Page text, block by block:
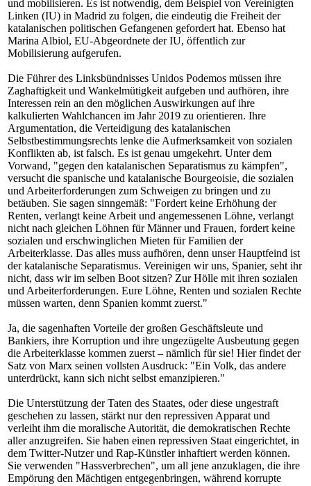
und mobilisieren. Es ist notwendig, dem Beispiel von Vereinigten
Linken (IU) in Madrid zu folgen, die eindeutig die Freiheit der
katalanischen politischen Gefangenen gefordert hat. Ebenso hat
Marina Albiol, EU-Abgeordnete der IU, öffentlich zur
Mobilisierung aufgerufen.
Die Führer des Linksbündnisses Unidos Podemos müssen ihre
Zaghaftigkeit und Wankelmütigkeit aufgeben und aufhören, ihre
Interessen rein an den möglichen Auswirkungen auf ihre
kalkulierten Wahlchancen im Jahr 2019 zu orientieren. Ihre
Argumentation, die Verteidigung des katalanischen
Selbstbestimmungsrechts lenke die Aufmerksamkeit von sozialen
Konflikten ab, ist falsch. Es ist genau umgekehrt. Unter dem
Vorwand, "gegen den katalanischen Separatismus zu kämpfen",
versucht die spanische und katalanische Bourgeoisie, die sozialen
und Arbeiterforderungen zum Schweigen zu bringen und zu
betäuben. Sie sagen sinngemäß: "Fordert keine Erhöhung der
Renten, verlangt keine Arbeit und angemessenen Löhne, verlangt
nicht nach gleichen Löhnen für Männer und Frauen, fordert keine
sozialen und erschwinglichen Mieten für Familien der
Arbeiterklasse. Das alles muss aufhören, denn unser Hauptfeind ist
der katalanische Separatismus. Vereinigen wir uns, Spanier, seht ihr
nicht, dass wir im selben Boot sitzen? Zur Hölle mit ihren sozialen
und Arbeiterforderungen. Eure Löhne, Renten und sozialen Rechte
müssen warten, denn Spanien kommt zuerst."
Ja, die sagenhaften Vorteile der großen Geschäftsleute und
Bankiers, ihre Korruption und ihre ungezügelte Ausbeutung gegen
die Arbeiterklasse kommen zuerst – nämlich für sie! Hier findet der
Satz von Marx seinen vollsten Ausdruck: "Ein Volk, das andere
unterdrückt, kann sich nicht selbst emanzipieren."
Die Unterstützung der Taten des Staates, oder diese ungestraft
geschehen zu lassen, stärkt nur den repressiven Apparat und
verleiht ihm die moralische Autorität, die demokratischen Rechte
aller anzugreifen. Sie haben einen repressiven Staat eingerichtet, in
dem Twitter-Nutzer und Rap-Künstler inhaftiert werden können.
Sie verwenden "Hassverbrechen", um all jene anzuklagen, die ihre
Empörung den Mächtigen entgegenbringen, während korrupte